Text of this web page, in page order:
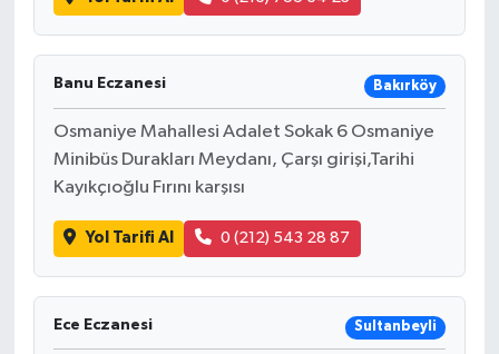
Banu Eczanesi Bakırköy
Osmaniye Mahallesi Adalet Sokak 6 Osmaniye
Minibüs Durakları Meydanı, Çarşı girişi,Tarihi
Kayıkçıoğlu Fırını karşısı
Yol Tarifi Al 0 (212) 543 28 87
Ece Eczanesi Sultanbeyli